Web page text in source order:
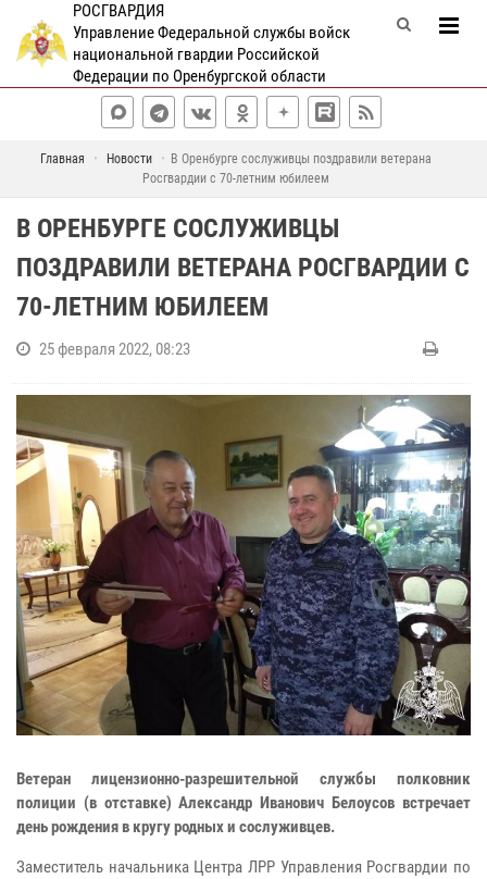
РОСГВАРДИЯ
Управление Федеральной службы войск
национальной гвардии Российской
Федерации по Оренбургской области
Главная Новости
В Оренбурге сослуживцы поздравили ветерана
Росгвардии с 70-летним юбилеем
В ОРЕНБУРГЕ СОСЛУЖИВЦЫ
ПОЗДРАВИЛИ ВЕТЕРАНА РОСГВАРДИИ С
70-ЛЕТНИМ ЮБИЛЕЕМ
25 февраля 2022, 08:23
Ветеран лицензионно-разрешительной службы полковник
полиции (в отставке) Александр Иванович Белоусов встречает
день рождения в кругу родных и сослуживцев.
Заместитель начальника Центра ЛРР Управления Росгвардии по